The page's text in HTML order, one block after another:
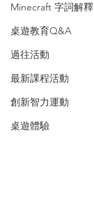
Minecraft 字詞解釋
桌遊教育Q&A
過往活動
最新課程活動
創新智力運動
桌遊體驗